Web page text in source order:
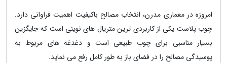
امروزه در معماری مدرن، انتخاب مصالح باکیفیت اهمیت فراوانی دارد.
چوب پلاست یکی از کاربردی ترین متریال های نوینی است که جایگزین
بسیار مناسبی برای چوب طبیعی است و دغدغه های مربوط به
پوسیدگی مصالح را در فضای باز به طور کامل رفع می نماید.